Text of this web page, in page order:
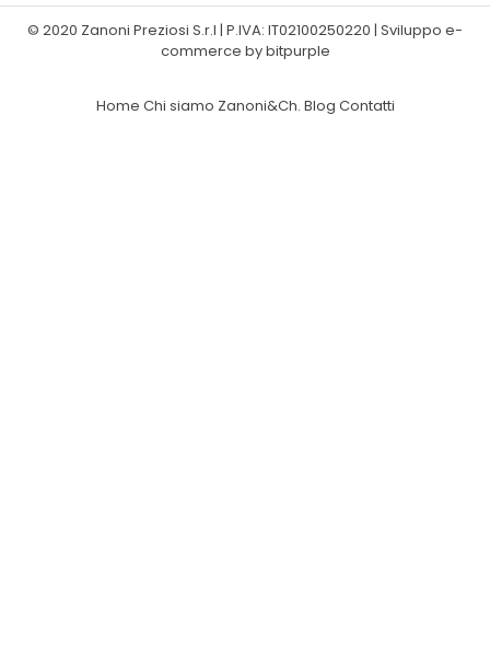
© 2020 Zanoni Preziosi S.r.l | P.IVA: IT02100250220 | Sviluppo e-
commerce by bitpurple
Home Chi siamo Zanoni&Ch. Blog Contatti